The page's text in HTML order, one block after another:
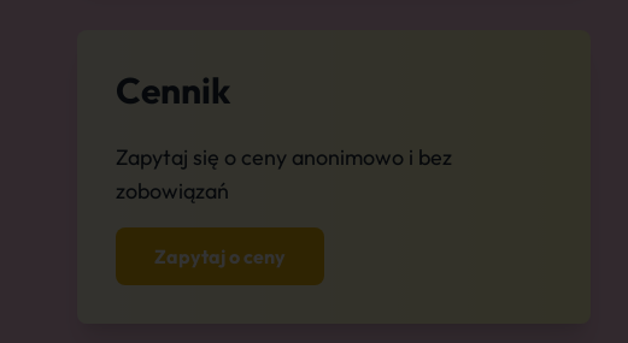
Cennik
Zapytaj się o ceny anonimowo i bez
zobowiązań
Zapytaj o ceny